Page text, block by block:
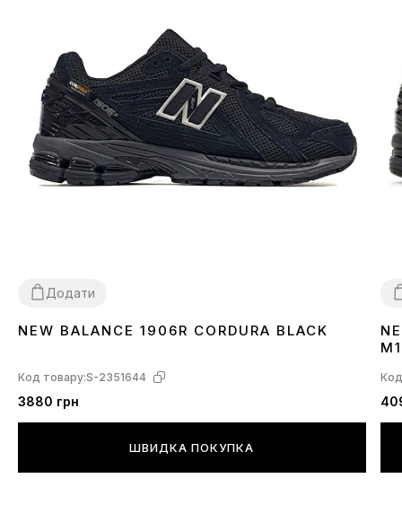
Додати
41
NEW BALANCE 1906R CORDURA BLACK
Код товару:S-2351644
3880 грн
ШВИДКА ПОКУПКА